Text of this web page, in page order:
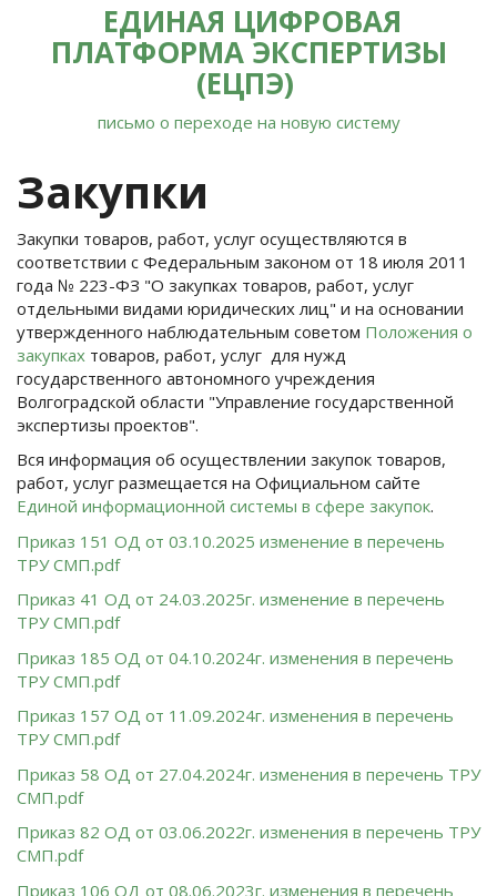
ЕДИНАЯ ЦИФРОВАЯ
ПЛАТФОРМА ЭКСПЕРТИЗЫ
(ЕЦПЭ)
письмо о переходе на новую систему
Закупки
Закупки товаров, работ, услуг осуществляются в
соответствии с Федеральным законом от 18 июля 2011
года № 223-ФЗ "О закупках товаров, работ, услуг
отдельными видами юридических лиц" и на основании
утвержденного наблюдательным советом Положения о
закупках товаров, работ, услуг для нужд
государственного автономного учреждения
Волгоградской области "Управление государственной
экспертизы проектов".
Вся информация об осуществлении закупок товаров,
работ, услуг размещается на Официальном сайте
Единой информационной системы в сфере закупок.
Приказ 151 ОД от 03.10.2025 изменение в перечень
ТРУ СМП.pdf
Приказ 41 ОД от 24.03.2025г. изменение в перечень
ТРУ СМП.pdf
Приказ 185 ОД от 04.10.2024г. изменения в перечень
ТРУ СМП.pdf
Приказ 157 ОД от 11.09.2024г. изменения в перечень
ТРУ СМП.pdf
Приказ 58 ОД от 27.04.2024г. изменения в перечень ТРУ
СМП.pdf
Приказ 82 ОД от 03.06.2022г. изменения в перечень ТРУ
СМП.pdf
Приказ 106 ОД от 08.06.2023г. изменения в перечень